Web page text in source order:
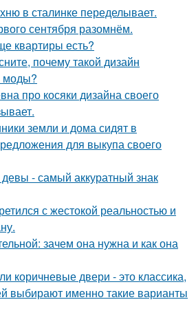
в сталинке переделывает.
сентября разомнём.
квартиры есть?
почему такой дизайн
моды?
про косяки дизайна своего
земли и дома сидят в
для выкупа своего
- самый аккуратный знак
с жестокой реальностью и
зачем она нужна и как она
коричневые двери - это классика,
выбирают именно такие варианты